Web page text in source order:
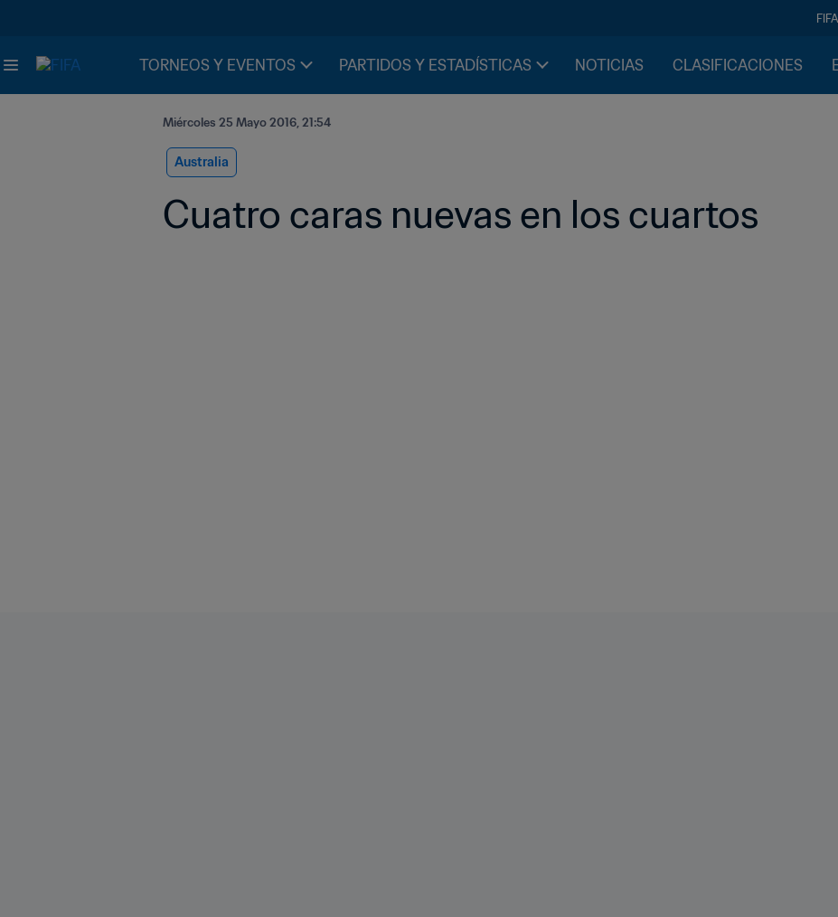
TORNEOS Y EVENTOS PARTIDOS Y ESTADÍSTICAS NOTICIAS CLASIFICACIONES
Miércoles 25 Mayo 2016, 21:54
Australia
Cuatro caras nuevas en los cuartos